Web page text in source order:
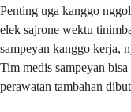
Penting uga kanggo
elek sajrone wektu
sampeyan kanggo kerja,
Tim medis sampeyan
perawatan tambahan